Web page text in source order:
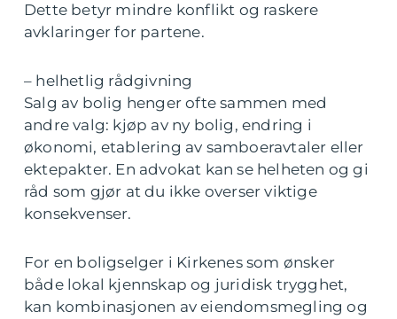
Dette betyr mindre konflikt og raskere
avklaringer for partene.
– helhetlig rådgivning
Salg av bolig henger ofte sammen med
andre valg: kjøp av ny bolig, endring i
økonomi, etablering av samboeravtaler eller
ektepakter. En advokat kan se helheten og gi
råd som gjør at du ikke overser viktige
konsekvenser.
For en boligselger i Kirkenes som ønsker
både lokal kjennskap og juridisk trygghet,
kan kombinasjonen av eiendomsmegling og